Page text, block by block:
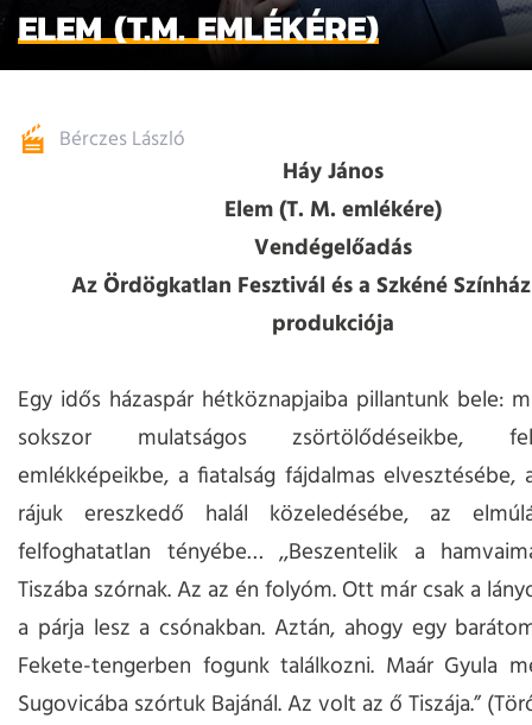
ELEM (T.M. EMLÉKÉRE)
Bérczes László
Háy János
Elem (T. M. emlékére)
Vendégelőadás
Az Ördögkatlan Fesztivál és a Szkéné
produkciója
Egy idős házaspár hétköznapjaiba pillantunk bele:
sokszor mulatságos zsörtölődéseikbe, fel-
emlékképeikbe, a fiatalság fájdalmas elvesztésébe,
rájuk ereszkedő halál közeledésébe, az
felfoghatatlan tényébe… ,,Beszentelik a
Tiszába szórnak. Az az én folyóm. Ott már csak a
a párja lesz a csónakban. Aztán, ahogy egy
Fekete-tengerben fogunk találkozni. Maár Gyula
Sugovicába szórtuk Bajánál. Az volt az ő Tiszája.”